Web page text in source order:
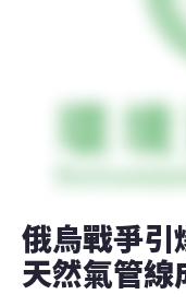
俄烏戰爭引
天然氣管線